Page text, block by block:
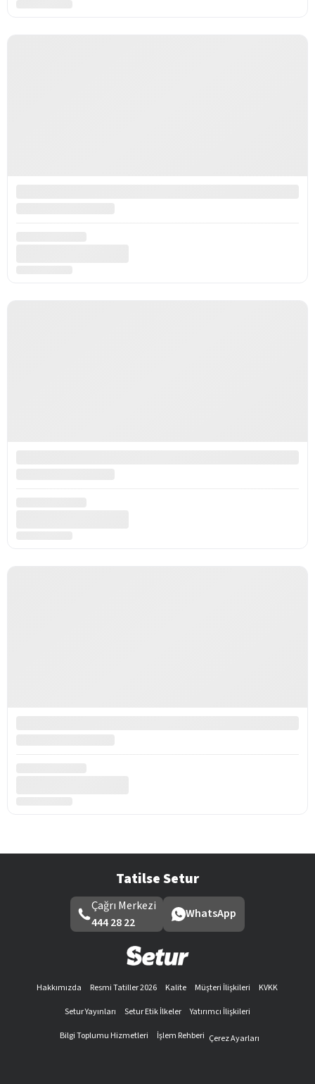
Tatilse Setur
Çağrı Merkezi
444 28 22
WhatsApp
Hakkımızda Resmi Tatiller 2026 Kalite Müşteri İlişkileri
KVKK
Setur Yayınları
Setur Etik İlkeler
Yatırımcı İlişkileri
Bilgi Toplumu Hizmetleri
İşlem Rehberi Çerez Ayarları